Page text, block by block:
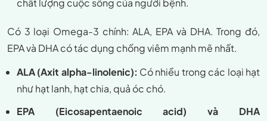
chất lượng cuộc sống của người bệnh.
Có 3 loại Omega-3 chính: ALA, EPA và DHA. Trong đó,
EPA và DHA có tác dụng chống viêm mạnh mẽ nhất.
ALA (Axit alpha-linolenic): Có nhiều trong các loại hạt
như hạt lanh, hạt chia, quả óc chó.
EPA (Eicosapentaenoic acid) và DHA